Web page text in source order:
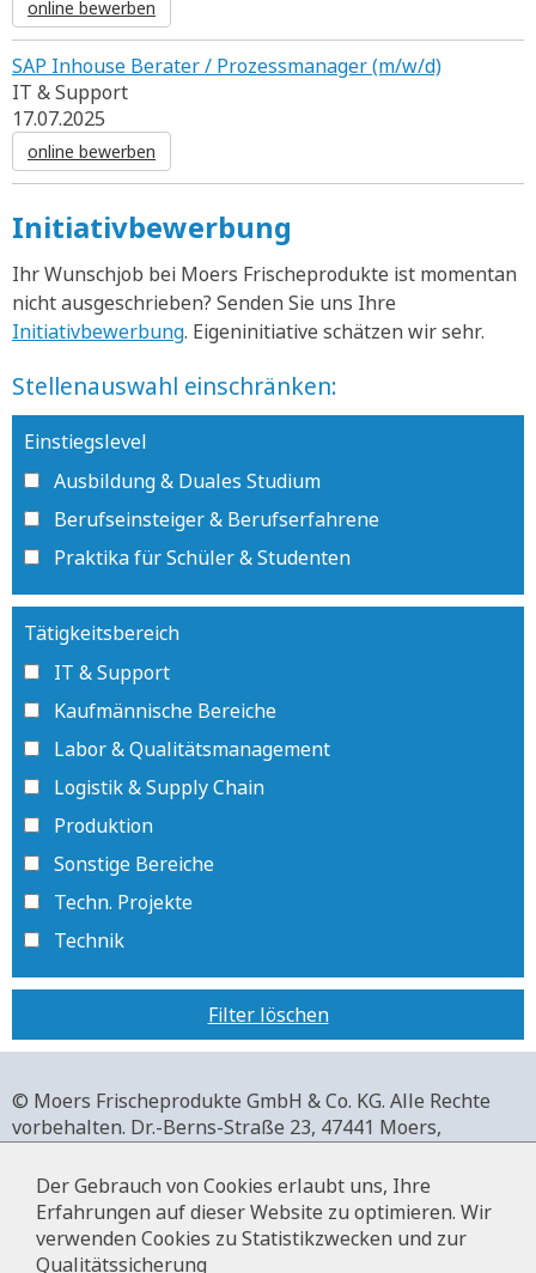
online bewerben
SAP Inhouse Berater / Prozessmanager (m/w/d)
IT & Support
17.07.2025
online bewerben
Initiativbewerbung
Ihr Wunschjob bei Moers Frischeprodukte ist momentan
nicht ausgeschrieben? Senden Sie uns Ihre
Initiativbewerbung. Eigeninitiative schätzen wir sehr.
Stellenauswahl einschränken:
Einstiegslevel
Ausbildung & Duales Studium
Berufseinsteiger & Berufserfahrene
Praktika für Schüler & Studenten
Tätigkeitsbereich
IT & Support
Kaufmännische Bereiche
Labor & Qualitätsmanagement
Logistik & Supply Chain
Produktion
Sonstige Bereiche
Techn. Projekte
Technik
Filter löschen
© Moers Frischeprodukte GmbH & Co. KG. Alle Rechte
vorbehalten. Dr.-Berns-Straße 23, 47441 Moers,
+49 2841 911-0,www.moers-frischeprodukte.de
Der Gebrauch von Cookies erlaubt uns, Ihre
Erfahrungen auf dieser Website zu optimieren. Wir
verwenden Cookies zu Statistikzwecken und zur
Qualitätssicherung